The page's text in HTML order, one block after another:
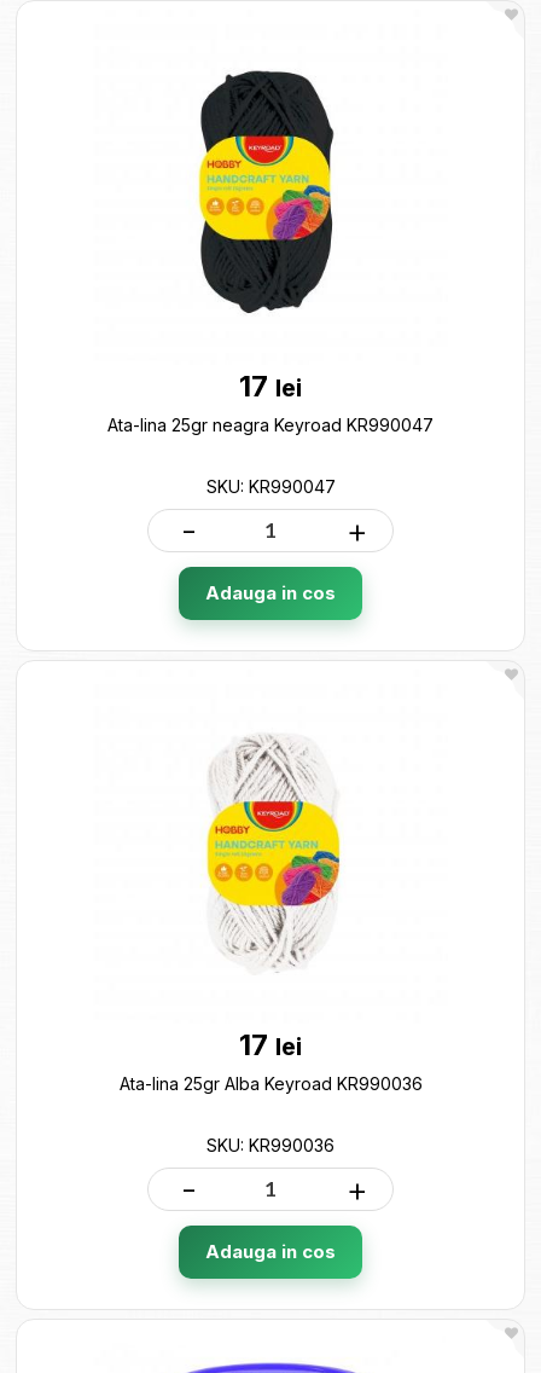
17 lei
Ata-lina 25gr neagra Keyroad KR990047
SKU: KR990047
- +
Adauga in cos
17 lei
Ata-lina 25gr Alba Keyroad KR990036
SKU: KR990036
- +
Adauga in cos